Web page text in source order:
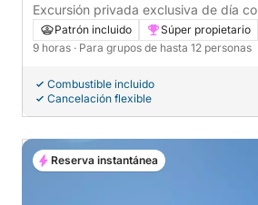
Excursión privada exclusiva de día
Hvar y Pakleni
Patrón incluido Súper propietario
9 horas · Para grupos de hasta 12 personas
Combustible incluido
Cancelación flexible
Reserva instantánea